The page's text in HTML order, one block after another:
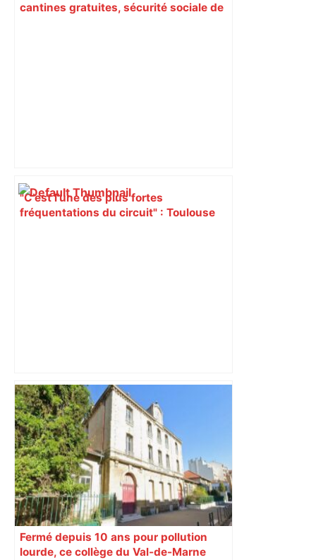
cantines gratuites, sécurité sociale de
"C’est l’une des plus fortes
fréquentations du circuit" : Toulouse
Quand les grandes écoles à Toulouse
décident d’aller au-delà de l’algorithme
de Parcoursup pour recruter des
étudiants – ladepeche.fr
Fermé depuis 10 ans pour pollution
lourde, ce collège du Val-de-Marne